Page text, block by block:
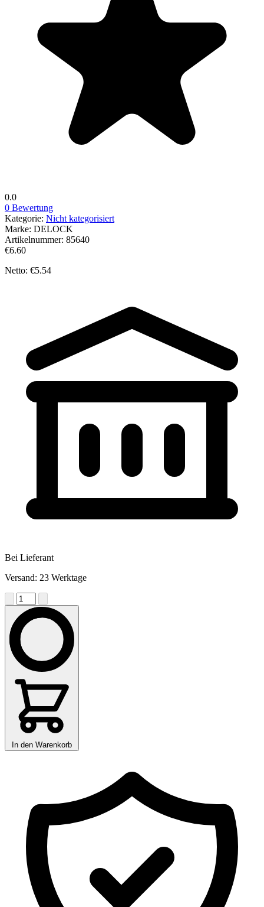
0.0
0 Bewertung
Kategorie: Nicht kategorisiert
Marke: DELOCK
Artikelnummer: 85640
€6.60
Netto: €5.54
Bei Lieferant
Versand: 23 Werktage
In den Warenkorb